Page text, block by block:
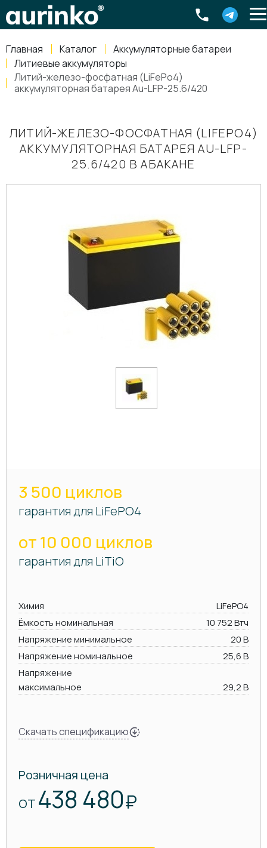
Главная Каталог
Аккумуляторные батареи
Литиевые аккумуляторы
Литий-железо-фосфатная (LiFePo4)
аккумуляторная батарея Au-LFP-25.6/420
ЛИТИЙ-ЖЕЛЕЗО-ФОСФАТНАЯ (LIFEPO4)
АККУМУЛЯТОРНАЯ БАТАРЕЯ AU-LFP-
25.6/420 В АБАКАНЕ
3 500 циклов
гарантия для LiFePO4
от 10 000 циклов
гарантия для LiTiO
Химия
LiFePO4
Ёмкость номинальная
10 752 Втч
Напряжение минимальное
20 В
Напряжение номинальное
25,6 В
Напряжение
максимальное
29,2 В
Скачать спецификацию
Розничная цена
ОТ 438 480₽
Россия, Свердловская область Екатеринбург ,
8-800-770-79-40